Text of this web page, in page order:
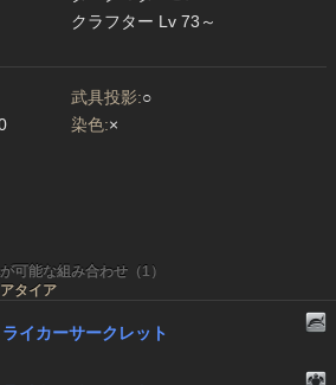
クラフター Lv 73～
武具投影:○
染色:×
可能な組み合わせ（1）
タイア
イカーサークレット